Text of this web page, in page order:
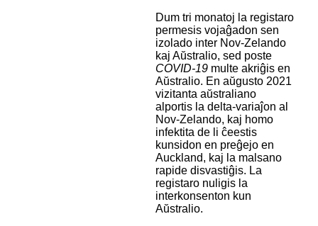
Dum tri monatoj la registaro
permesis vojaĝadon sen
izolado inter Nov-Zelando
kaj Aŭstralio, sed poste
COVID-19multe akriĝis en
Aŭstralio. En aŭgusto 2021
vizitanta aŭstraliano
alportis la delta-variaĵon al
Nov-Zelando, kaj homo
infektita de li ĉeestis
kunsidon en preĝejo en
Auckland, kaj la malsano
rapide disvastiĝis. La
registaro nuligis la
interkonsenton kun
Aŭstralio.